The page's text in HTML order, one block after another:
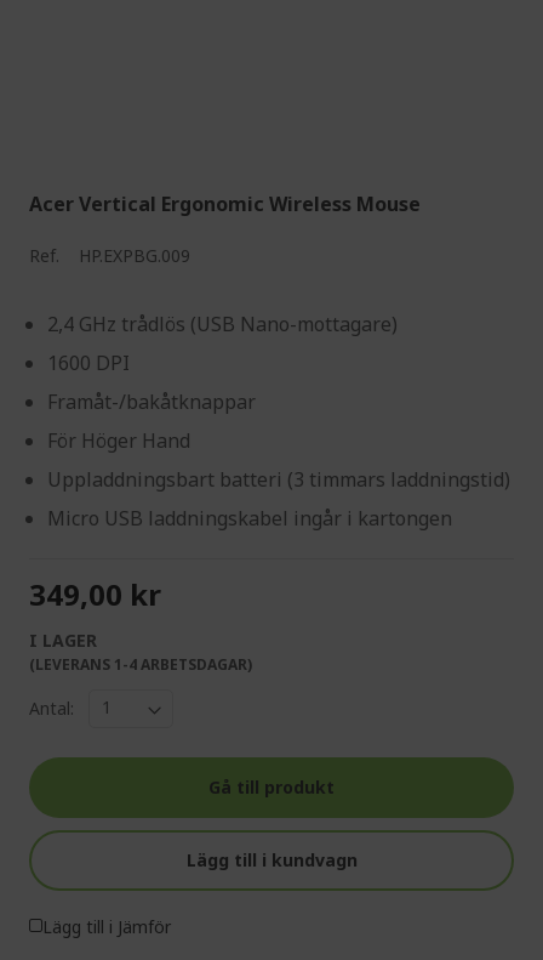
Acer Vertical Ergonomic Wireless Mouse
Ref. HP.EXPBG.009
2,4 GHz trådlös (USB Nano-mottagare)
1600 DPI
Framåt-/bakåtknappar
För Höger Hand
Uppladdningsbart batteri (3 timmars laddningstid)
Micro USB laddningskabel ingår i kartongen
349,00 kr
I LAGER
(LEVERANS 1-4 ARBETSDAGAR)
Antal:
Gå till produkt
Lägg till i kundvagn
Lägg till i Jämför